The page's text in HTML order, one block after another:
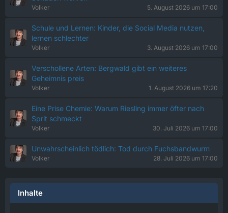
Volker 5. August 2026 um 17:00
Schule und Lernen: Kinder, die Social Media nutzen,
lernen schlechter
Volker 3. August 2026 um 17:00
Verschollene Arten: Bergwald gibt ein weiteres
Geheimnis preis
Volker 1. August 2026 um 17:20
Eine Prise Chemie: Warum Riesling immer öfter nach
Sprit schmeckt
Volker 30. Juli 2026 um 17:00
Unwahrscheinlich tödlich: Tod durch Fuchsbandwurm
Volker 28. Juli 2026 um 17:00
Inhalte